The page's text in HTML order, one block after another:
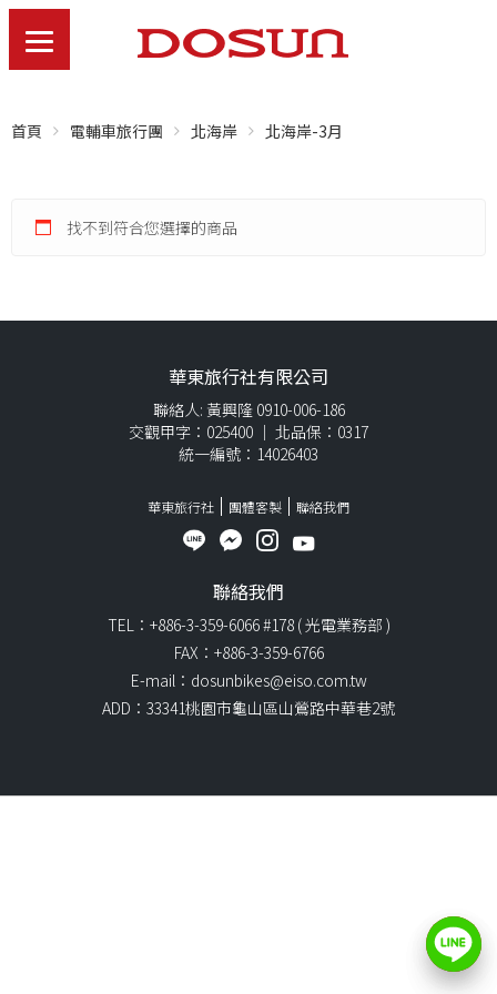
首頁 電輔車旅行團 北海岸 北海岸-3月
找不到符合您選擇的商品
華東旅行社有限公司
聯絡人: 黃興隆 0910-006-186
交觀甲字：025400 ｜ 北品保：0317
統一編號：14026403
華東旅行社 團體客製 聯絡我們
聯絡我們
TEL：+886-3-359-6066 #178 ( 光電業務部 )
FAX：+886-3-359-6766
E-mail：dosunbikes@eiso.com.tw
ADD：33341桃園市龜山區山鶯路中華巷2號